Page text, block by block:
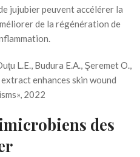
jujubier peuvent accélérer la
de la régénération de
L.E., Budura E.A., Şeremet O.,
enhances skin wound
2022
des